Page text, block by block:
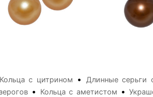
Кольца с цитрином • Длинные серьги
• Кольца с аметистом •